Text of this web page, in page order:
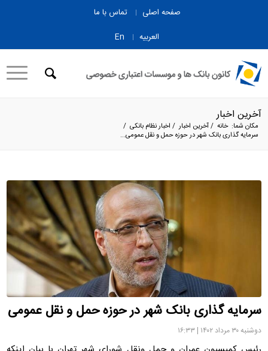
صفحه اصلی
تماس با ما
العربیه
En
آخرین اخبار
مکان شما: خانه /آخرین اخبار / اخبار نظام بانکی /
سرمایه گذاری بانک شهر در حوزه حمل و نقل عمومی...
سرمایه گذاری بانک شهر در حوزه حمل و نقل عمومی
دوشنبه ۳۰ مرداد ۱۴۰۲ | ۱۶:۳۳